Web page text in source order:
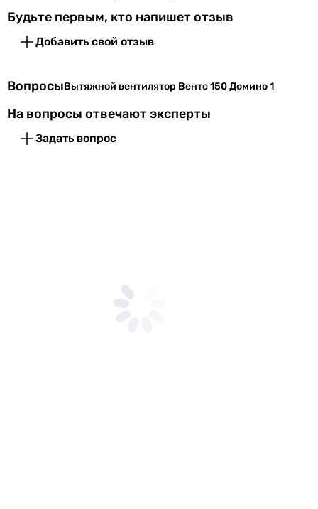
Будьте первым, кто напишет отзыв
Добавить свой отзыв
ВопросыВытяжной вентилятор Вентс 150 Домино 1
На вопросы отвечают эксперты
Задать вопрос